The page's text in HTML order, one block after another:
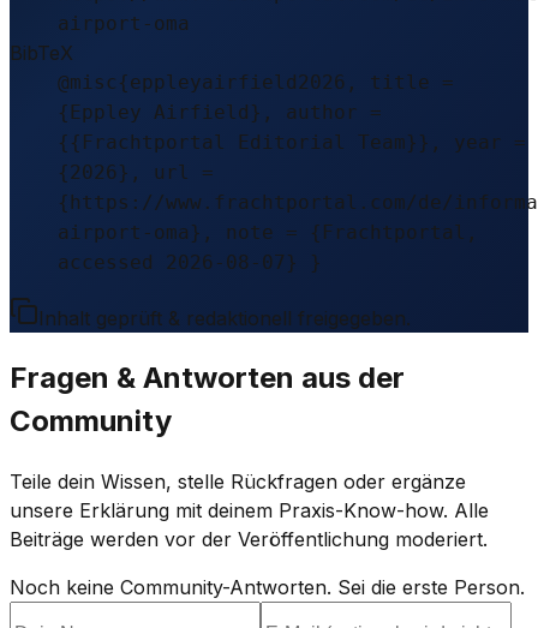
airport-oma
BibTeX
@misc{eppleyairfield2026, title =
{Eppley Airfield}, author =
{{Frachtportal Editorial Team}}, year =
{2026}, url =
{https://www.frachtportal.com/de/
airport-oma}, note = {Frachtportal,
accessed 2026-08-07} }
Inhalt geprüft & redaktionell freigegeben.
Fragen & Antworten aus der
Community
Teile dein Wissen, stelle Rückfragen oder ergänze
unsere Erklärung mit deinem Praxis-Know-how. Alle
Beiträge werden vor der Veröffentlichung moderiert.
Noch keine Community-Antworten. Sei die erste Person.